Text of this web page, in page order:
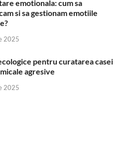
emotionala: cum sa
si sa gestionam emotiile
2025
pentru curatarea casei
agresive
2025